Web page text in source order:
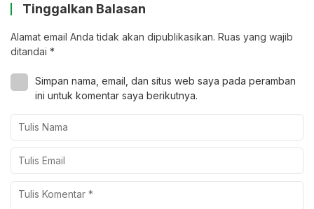
Tinggalkan Balasan
Alamat email Anda tidak akan dipublikasikan. Ruas yang wajib
ditandai *
Simpan nama, email, dan situs web saya pada peramban
ini untuk komentar saya berikutnya.